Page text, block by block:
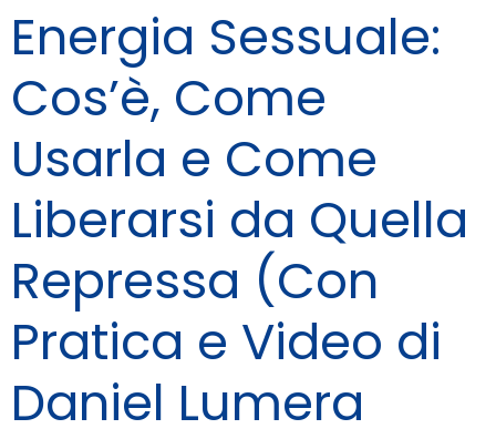
Energia Sessuale:
Cos’è, Come
Usarla e Come
Liberarsi da Quella
Repressa (Con
Pratica e Video di
Daniel Lumera